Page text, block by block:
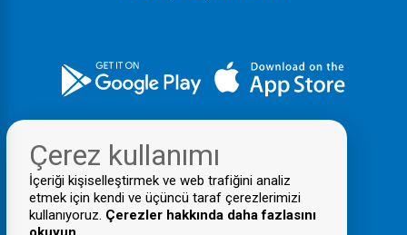
Çerez kullanımı
İçeriği kişiselleştirmek ve web trafiğini analiz
etmek için kendi ve üçüncü taraf çerezlerimizi
kullanıyoruz. Çerezler hakkında daha fazlasını